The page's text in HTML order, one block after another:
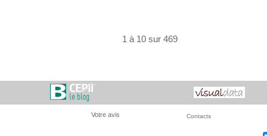
1 à 10 sur 469
Votre avis Contacts